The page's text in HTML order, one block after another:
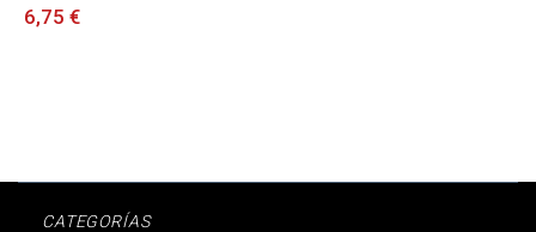
6,75 €
CATEGORÍAS